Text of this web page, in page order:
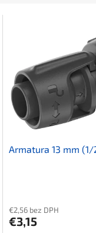
Armatura 13 mm
€2,56 bez DPH
€3,15